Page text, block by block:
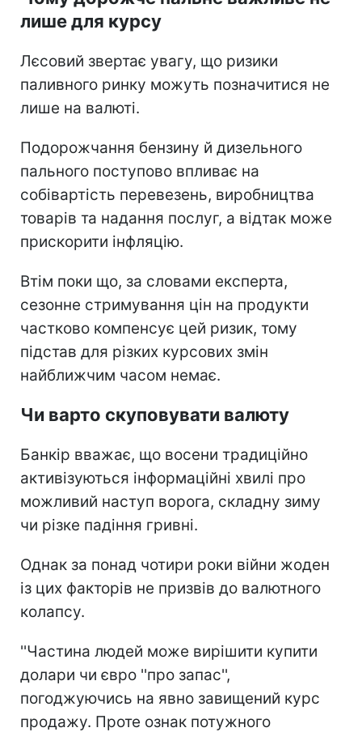
лише для курсу
Лєсовий звертає увагу, що ризики
паливного ринку можуть позначитися не
лише на валюті.
Подорожчання бензину й дизельного
пального поступово впливає на
собівартість перевезень, виробництва
товарів та надання послуг, а відтак може
прискорити інфляцію.
Втім поки що, за словами експерта,
сезонне стримування цін на продукти
частково компенсує цей ризик, тому
підстав для різких курсових змін
найближчим часом немає.
Чи варто скуповувати валюту
Банкір вважає, що восени традиційно
активізуються інформаційні хвилі про
можливий наступ ворога, складну зиму
чи різке падіння гривні.
Однак за понад чотири роки війни жоден
із цих факторів не призвів до валютного
колапсу.
''Частина людей може вирішити купити
долари чи євро ''про запас'',
погоджуючись на явно завищений курс
продажу. Проте ознак потужного